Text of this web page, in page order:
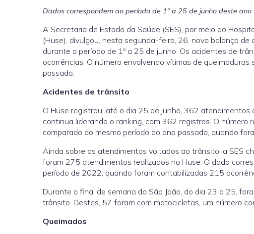
Dados correspondem ao período de 1º a 25 de junho deste ano
A Secretaria de Estado da Saúde (SES), por meio do
(Huse), divulgou, nesta segunda-feira, 26, novo balanço
durante o período de 1º a 25 de junho. Os acidentes de
ocorrências. O número envolvendo vítimas de
passado.
Acidentes de trânsito
O Huse registrou, até o dia 25 de junho, 362
continua liderando o ranking, com 362 registros. O
comparado ao mesmo período do ano passado, quando
Ainda sobre os atendimentos voltados ao trânsito, a SES
foram 275 atendimentos realizados no Huse. O dado
período de 2022, quando foram contabilizadas 215
Durante o final de semana do São João, do dia 23 a 25,
trânsito. Destes, 57 foram com motocicletas, um número
Queimados